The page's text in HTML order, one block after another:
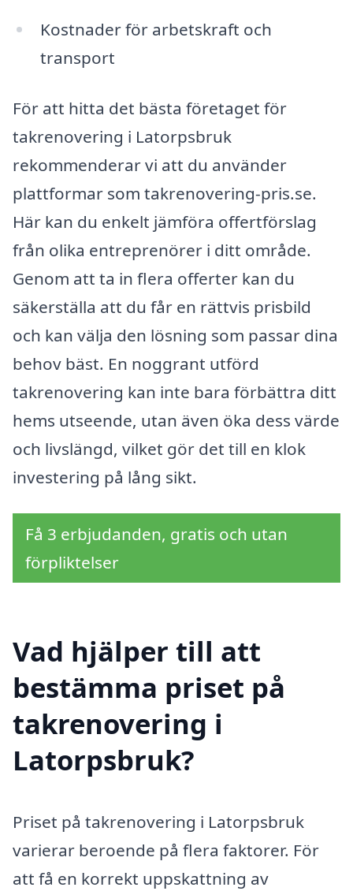
Kostnader för arbetskraft och
transport
För att hitta det bästa företaget för
takrenovering i Latorpsbruk
rekommenderar vi att du använder
plattformar som takrenovering-pris.se.
Här kan du enkelt jämföra offertförslag
från olika entreprenörer i ditt område.
Genom att ta in flera offerter kan du
säkerställa att du får en rättvis prisbild
och kan välja den lösning som passar dina
behov bäst. En noggrant utförd
takrenovering kan inte bara förbättra ditt
hems utseende, utan även öka dess värde
och livslängd, vilket gör det till en klok
investering på lång sikt.
Få 3 erbjudanden, gratis och utan
förpliktelser
Vad hjälper till att
bestämma priset på
takrenovering i
Latorpsbruk?
Priset på takrenovering i Latorpsbruk
varierar beroende på flera faktorer. För
att få en korrekt uppskattning av